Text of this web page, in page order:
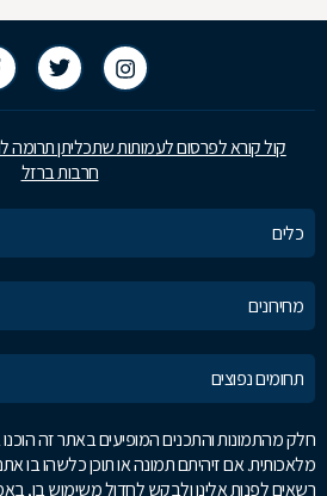
קול קורא לפרסום לעמותות שתכליתן תרומה
חרבות ברזל
כלים
מחירונים
תחומים נפוצים
חלק מהתמונות והתכנים המופיעים באתר זה
מלאכותית. אם זיהיתם תמונה או תוכן כלשהו בו
רשאים לפנות אלינו ולבקש לחדול משימוש בו,